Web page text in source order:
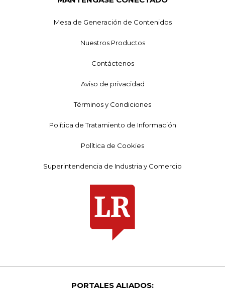
Mesa de Generación de Contenidos
Nuestros Productos
Contáctenos
Aviso de privacidad
Términos y Condiciones
Política de Tratamiento de Información
Política de Cookies
Superintendencia de Industria y Comercio
PORTALES ALIADOS: